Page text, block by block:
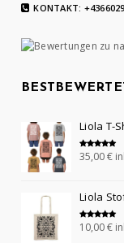
KONTAKT:
Liola T-
Bewertet mit
5.00
35,00€
Liola
Bewertet mit
5.00
10,00€